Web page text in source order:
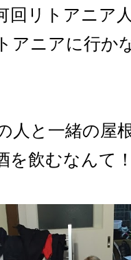
回リトアニア
アニアに行か
人と一緒の屋
を飲むなんて